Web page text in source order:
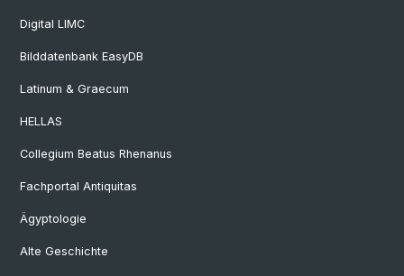
Digital LIMC
Bilddatenbank EasyDB
Latinum & Graecum
HELLAS
Collegium Beatus Rhenanus
Fachportal Antiquitas
Ägyptologie
Alte Geschichte